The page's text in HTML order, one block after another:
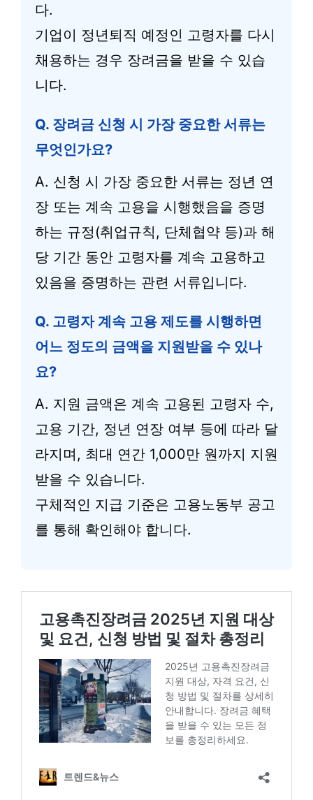
다.
기업이 정년퇴직 예정인 고령자를 다시
채용하는 경우 장려금을 받을 수 있습
니다.
Q. 장려금 신청 시 가장 중요한 서류는
무엇인가요?
A. 신청 시 가장 중요한 서류는 정년 연
장 또는 계속 고용을 시행했음을 증명
하는 규정(취업규칙, 단체협약 등)과 해
당 기간 동안 고령자를 계속 고용하고
있음을 증명하는 관련 서류입니다.
Q. 고령자 계속 고용 제도를 시행하면
어느 정도의 금액을 지원받을 수 있나
요?
A. 지원 금액은 계속 고용된 고령자 수,
고용 기간, 정년 연장 여부 등에 따라 달
라지며, 최대 연간 1,000만 원까지 지원
받을 수 있습니다.
구체적인 지급 기준은 고용노동부 공고
를 통해 확인해야 합니다.